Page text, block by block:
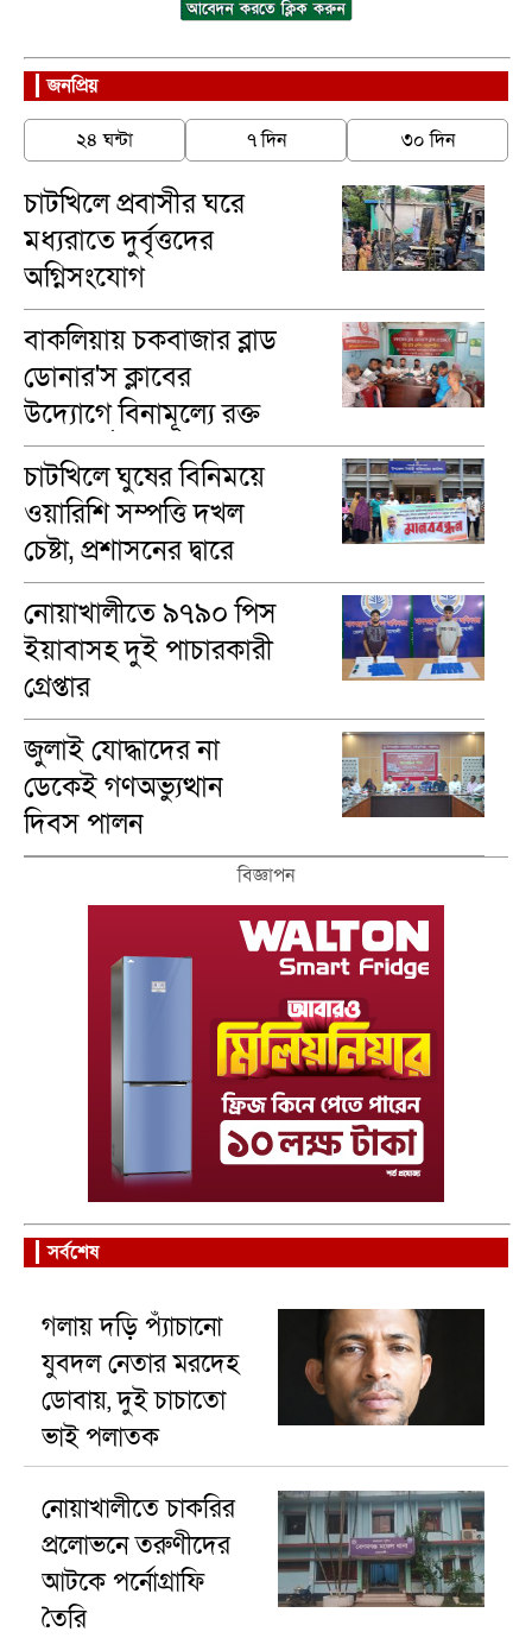
জনপ্রিয়
২৪ ঘন্টা ৭ দিন ৩০ দিন
চাটখিলে প্রবাসীর ঘরে
মধ্যরাতে দুর্বৃত্তদের
অগ্নিসংযোগ
বাকলিয়ায় চকবাজার ব্লাড
ডোনার'স ক্লাবের
উদ্যোগে বিনামূল্যে রক্ত
গ্রুপ নির্ণয়
চাটখিলে ঘুষের বিনিময়ে
ওয়ারিশি সম্পত্তি দখল
চেষ্টা, প্রশাসনের দ্বারে
ভুক্তভোগীরা
নোয়াখালীতে ৯৭৯০ পিস
ইয়াবাসহ দুই পাচারকারী
গ্রেপ্তার
জুলাই যোদ্ধাদের না
ডেকেই গণঅভ্যুত্থান
দিবস পালন
বিজ্ঞাপন
সর্বশেষ
গলায় দড়ি প্যাঁচানো
যুবদল নেতার মরদেহ
ডোবায়, দুই চাচাতো
ভাই পলাতক
নোয়াখালীতে চাকরির
প্রলোভনে তরুণীদের
আটকে পর্নোগ্রাফি
তৈরি